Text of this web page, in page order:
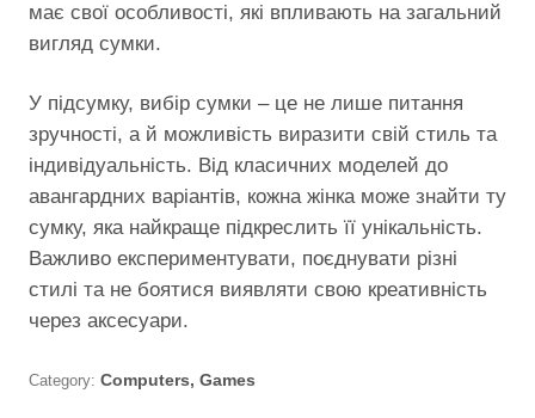
має свої особливості, які впливають на загальний
вигляд сумки.
У підсумку, вибір сумки – це не лише питання
зручності, а й можливість виразити свій стиль та
індивідуальність. Від класичних моделей до
авангардних варіантів, кожна жінка може знайти ту
сумку, яка найкраще підкреслить її унікальність.
Важливо експериментувати, поєднувати різні
стилі та не боятися виявляти свою креативність
через аксесуари.
Category: Computers, Games